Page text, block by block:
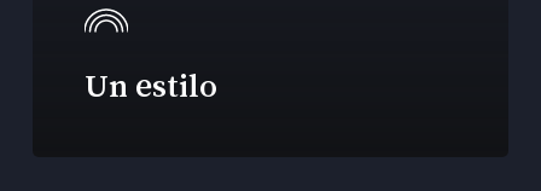
Un estilo